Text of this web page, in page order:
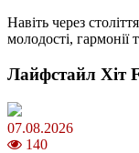
Навіть через
молодості,
Лайфстайл Хіт
07.08.2026
140